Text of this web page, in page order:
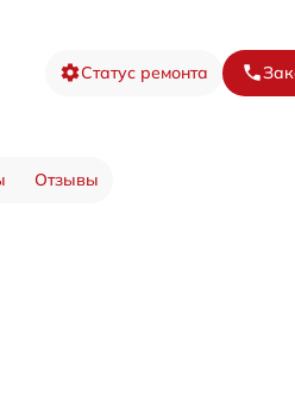
Статус ремонта
Отзывы